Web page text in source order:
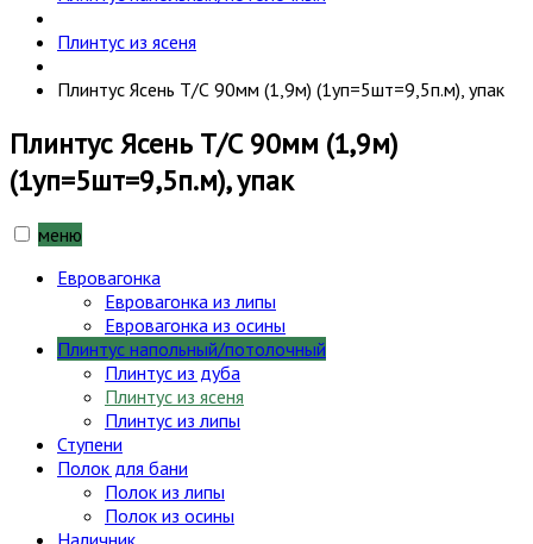
Плинтус из ясеня
Плинтус Ясень Т/С 90мм (1,9м) (1уп=5шт=9,5п.м), упак
Плинтус Ясень Т/С 90мм (1,9м)
(1уп=5шт=9,5п.м), упак
меню
Евровагонка
Евровагонка из липы
Евровагонка из осины
Плинтус напольный/потолочный
Плинтус из дуба
Плинтус из ясеня
Плинтус из липы
Ступени
Полок для бани
Полок из липы
Полок из осины
Наличник